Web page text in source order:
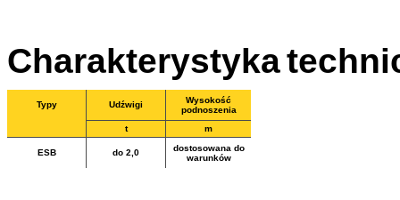
Charakterystyka
Typy Udźwigi
Wysokość
podnoszenia
t
m
ESB do 2,0
dostosowana do
warunków